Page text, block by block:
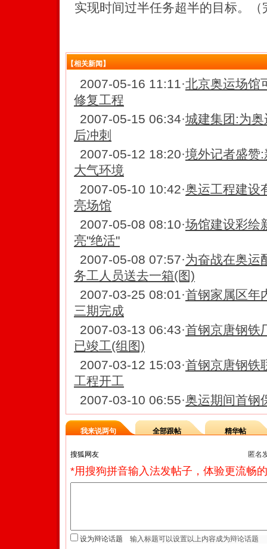
实现时间过半任务超半的目标。（
【相关新闻】
2007-05-16 11:11·北京奥运场馆
修复工程
2007-05-15 06:34·城建集团:为
后冲刺
2007-05-12 18:20·境外记者盛赞
大气环境
2007-05-10 10:42·奥运工程建设
亮场馆
2007-05-08 08:10·场馆建设彩绘
亮"绝活"
2007-05-08 07:57·为奋战在奥运
务工人员送去一箱(图)
2007-03-25 08:01·首钢家属区年
三期完成
2007-03-13 06:43·首钢京唐钢铁
已竣工(组图)
2007-03-12 15:03·首钢京唐钢铁
工程开工
2007-03-10 06:55·奥运期间首钢
我来说两句 全部跟帖 精华帖
匿名
*用搜狗拼音输入法发帖子，体验更流畅
设为辩论话题